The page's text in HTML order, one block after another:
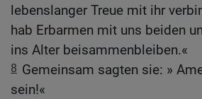
lebenslanger Treue mit ihr
hab Erbarmen mit uns beiden
ins Alter beisammenbleiben.«
8 Gemeinsam sagten sie: »
sein!«